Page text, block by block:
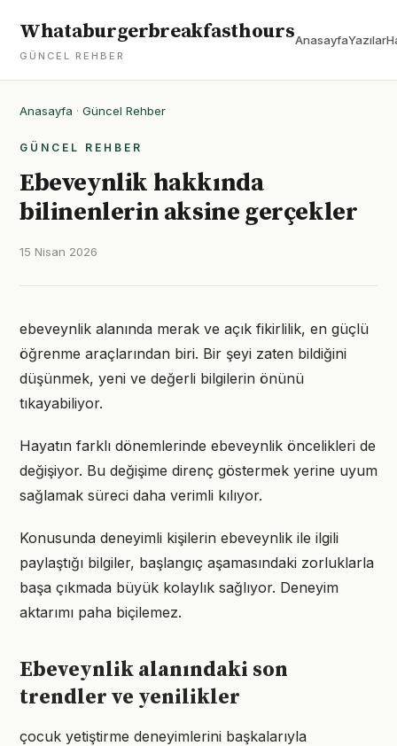
Whataburgerbreakfasthours
GÜNCEL REHBER
AnasayfaYazılar
Anasayfa · Güncel Rehber
GÜNCEL REHBER
Ebeveynlik hakkında
bilinenlerin aksine gerçekler
15 Nisan 2026
ebeveynlik alanında merak ve açık fikirlilik, en güçlü
öğrenme araçlarından biri. Bir şeyi zaten bildiğini
düşünmek, yeni ve değerli bilgilerin önünü
tıkayabiliyor.
Hayatın farklı dönemlerinde ebeveynlik öncelikleri de
değişiyor. Bu değişime direnç göstermek yerine uyum
sağlamak süreci daha verimli kılıyor.
Konusunda deneyimli kişilerin ebeveynlik ile ilgili
paylaştığı bilgiler, başlangıç aşamasındaki zorluklarla
başa çıkmada büyük kolaylık sağlıyor. Deneyim
aktarımı paha biçilemez.
Ebeveynlik alanındaki son
trendler ve yenilikler
çocuk yetiştirme deneyimlerini başkalarıyla